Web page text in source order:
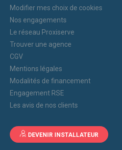
chaleur par mon
Modifier mes choix de cookies
Nos engagements
Le réseau Proxiserve
Trouver une agence
CGV
Mentions légales
Modalités de financement
Engagement RSE
Les avis de nos clients
DEVENIR INSTALLATEUR